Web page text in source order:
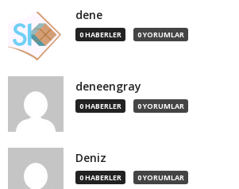
dene
0 HABERLER 0 YORUMLAR
deneengray
0 HABERLER 0 YORUMLAR
Deniz
0 HABERLER 0 YORUMLAR